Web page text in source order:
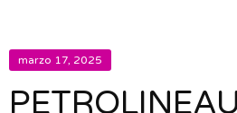
marzo 17, 2025